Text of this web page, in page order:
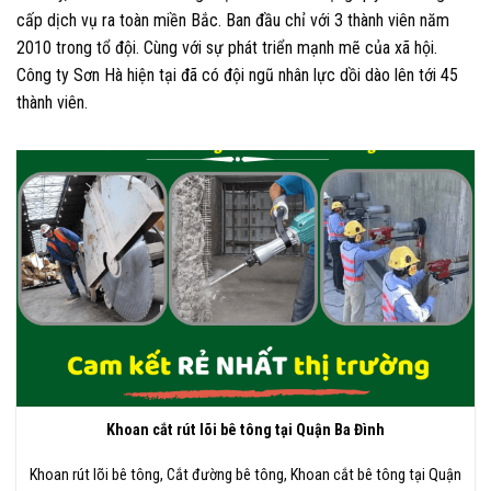
cấp dịch vụ ra toàn miền Bắc. Ban đầu chỉ với 3 thành viên năm
2010 trong tổ đội. Cùng với sự phát triển mạnh mẽ của xã hội.
Công ty Sơn Hà hiện tại đã có đội ngũ nhân lực dồi dào lên tới 45
thành viên.
Khoan cắt rút lõi bê tông tại Quận Ba Đình
Khoan rút lõi bê tông, Cắt đường bê tông, Khoan cắt bê tông tại Quận